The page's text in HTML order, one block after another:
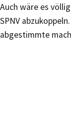
Auch wäre es
SPNV
abgestimmte